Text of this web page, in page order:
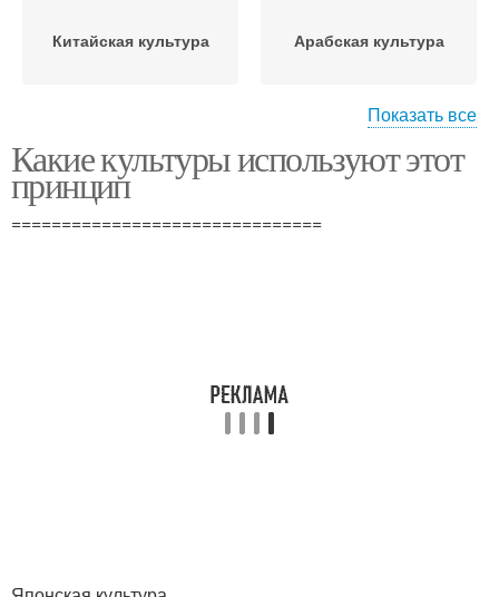
Китайская культура Арабская культура
Римская культура Примеры из культур
Показать все
Какие культуры используют этот
принцип
===============================